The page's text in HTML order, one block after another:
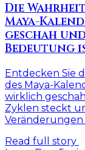
Die
Maya-
geschah
Bedeutung
Entdecken Sie
des Maya-
wirklich
Zyklen steckt
Veränderungen
Read full story